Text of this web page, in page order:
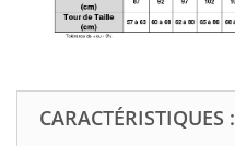
CARACTÉRISTIQUES :